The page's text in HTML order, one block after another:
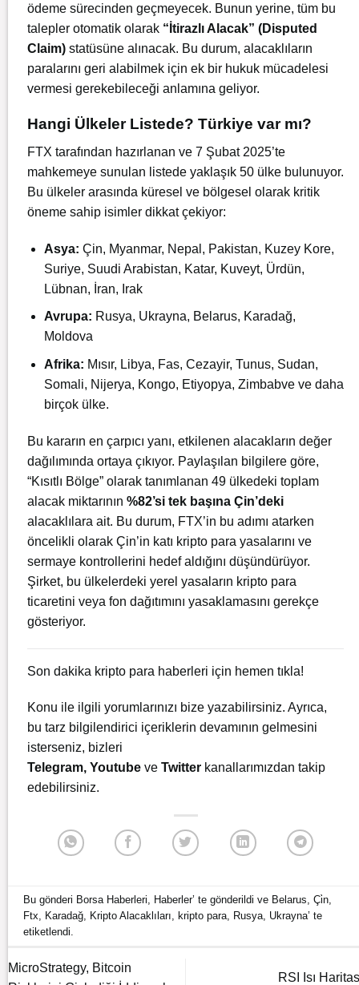
ödeme sürecinden geçmeyecek. Bunun yerine, tüm bu
talepler otomatik olarak “İtirazlı Alacak” (Disputed
Claim) statüsüne alınacak. Bu durum, alacaklıların
paralarını geri alabilmek için ek bir hukuk mücadelesi
vermesi gerekebileceği anlamına geliyor.
Hangi Ülkeler Listede? Türkiye var mı?
FTX tarafından hazırlanan ve 7 Şubat 2025’te
mahkemeye sunulan listede yaklaşık 50 ülke bulunuyor.
Bu ülkeler arasında küresel ve bölgesel olarak kritik
öneme sahip isimler dikkat çekiyor:
Asya: Çin, Myanmar, Nepal, Pakistan, Kuzey Kore,
Suriye, Suudi Arabistan, Katar, Kuveyt, Ürdün,
Lübnan, İran, Irak
Avrupa: Rusya, Ukrayna, Belarus, Karadağ,
Moldova
Afrika: Mısır, Libya, Fas, Cezayir, Tunus, Sudan,
Somali, Nijerya, Kongo, Etiyopya, Zimbabve ve daha
birçok ülke.
Bu kararın en çarpıcı yanı, etkilenen alacakların değer
dağılımında ortaya çıkıyor. Paylaşılan bilgilere göre,
“Kısıtlı Bölge” olarak tanımlanan 49 ülkedeki toplam
alacak miktarının %82’si tek başına Çin’deki
alacaklılara ait. Bu durum, FTX’in bu adımı atarken
öncelikli olarak Çin’in katı kripto para yasalarını ve
sermaye kontrollerini hedef aldığını düşündürüyor.
Şirket, bu ülkelerdeki yerel yasaların kripto para
ticaretini veya fon dağıtımını yasaklamasını gerekçe
gösteriyor.
Son dakika kripto para haberleri için hemen tıkla!
Konu ile ilgili yorumlarınızı bize yazabilirsiniz. Ayrıca,
bu tarz bilgilendirici içeriklerin devamının gelmesini
isterseniz, bizleri
Telegram, Youtube ve Twitter kanallarımızdan takip
edebilirsiniz.
Bu gönderi Borsa Haberleri Haberler’ te gönderildi ve Belarus ,Çi̇n
Ftx
Karadağ Kripto Alacaklıları ,kripto para Rusya Ukrayna’ te
etiketlendi.
MicroStrategy, Bitcoin
RSI Isı